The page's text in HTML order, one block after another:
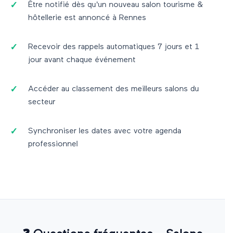
Être notifié dès qu'un nouveau salon tourisme &
hôtellerie est annoncé à Rennes
Recevoir des rappels automatiques 7 jours et 1
jour avant chaque événement
Accéder au classement des meilleurs salons du
secteur
Synchroniser les dates avec votre agenda
professionnel